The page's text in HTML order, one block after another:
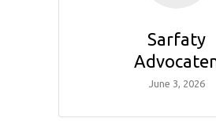
Sarfaty
June 3, 2026